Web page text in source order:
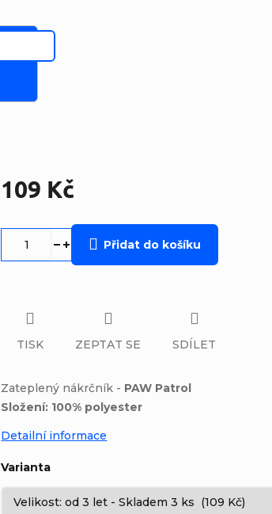
109 Kč
Varianta
Přidat do košíku
Zateplený nákrčník - PAW Patrol
Složení: 100% polyester
Detailní informace
TISK ZEPTAT SE SDÍLET